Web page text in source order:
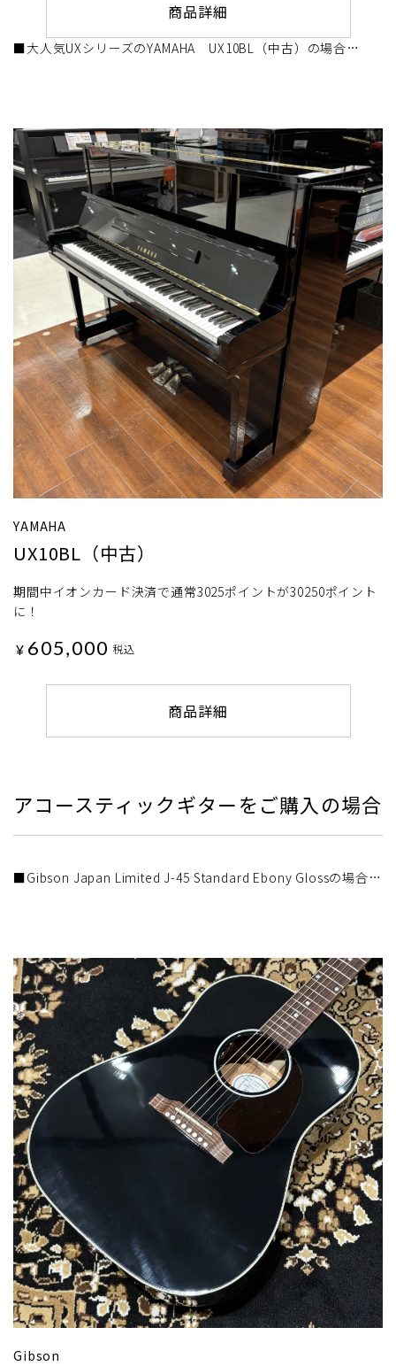
商品詳細
■大人気UXシリーズのYAMAHA UX10BL（中古）の場合…
YAMAHA
UX10BL（中古）
期間中イオンカード決済で通常3025ポイントが30250ポイント
に！
¥ 605,000 税込
商品詳細
アコースティックギターをご購入の場合
■Gibson Japan Limited J-45 Standard Ebony Glossの場合…
Gibson